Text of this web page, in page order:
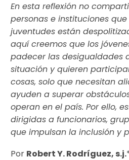
En esta reflexión no
personas e instituciones
juventudes están
aquí creemos que los
padecer las desigualdades
situación y quieren
cosas, solo que necesitan
ayuden a superar
operan en el país. Por ello,
dirigidas a funcionarios,
que impulsan la inclusión y
Por Robert Y. Rodríguez, s.j.